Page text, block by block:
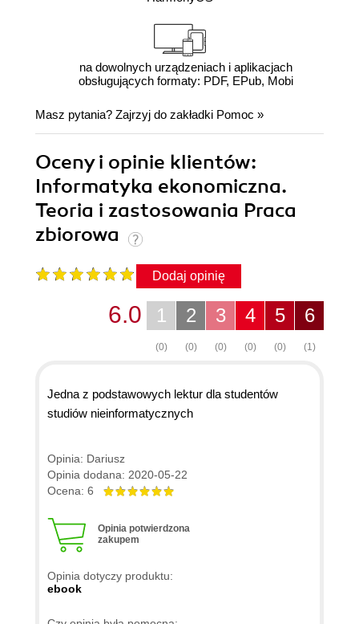
na dowolnych urządzeniach i aplikacjach
obsługujących formaty: PDF, EPub, Mobi
Masz pytania? Zajrzyj do zakładki Pomoc »
Oceny i opinie klientów:
Informatyka ekonomiczna.
Teoria i zastosowania Praca
zbiorowa
Dodaj opinię
6
(1)
5
(0)
4
(0)
3
(0)
2
(0)
1
(0)
6.0
Jedna z podstawowych lektur dla studentów
studiów nieinformatycznych
Opinia: Dariusz
Opinia dodana: 2020-05-22
Ocena: 6
Opinia potwierdzona
zakupem
Opinia dotyczy produktu:
ebook